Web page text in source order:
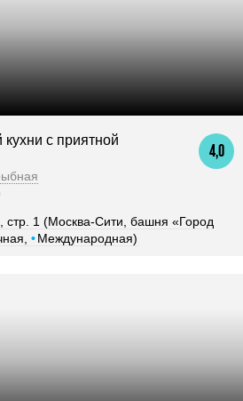
4,0
кухни с приятной
стр. 1 (Москва-Сити, башня «Город
• Международная)